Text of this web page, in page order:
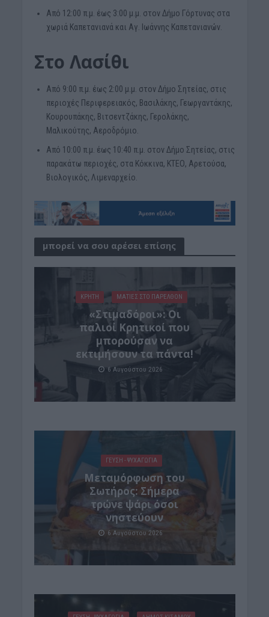
Από 12:00 π.μ. έως 3:00 μ.μ. στον Δήμο Γόρτυνας στα
χωριά Καπετανιανά και Αγ. Ιωάννης Καπετανιανών.
Στο Λασίθι
Από 9:00 π.μ. έως 2:00 μ.μ. στον Δήμο Σητείας, στις
περιοχές Περιφερειακός, Βασιλάκης, Γεωργαντάκης,
Κουρουπάκης, Βιτσεντζάκης, Γερολάκης,
Μαλικούτης, Αεροδρόμιο.
Από 10:00 π.μ. έως 10:40 π.μ. στον Δήμο Σητείας, στις
παρακάτω περιοχές, στα Κόκκινα, ΚΤΕΟ, Αρετούσα,
Βιολογικός, Λιμεναρχείο.
μπορεί να σου αρέσει επίσης
ΚΡΗΤΗ ΜΑΤΙΕΣ ΣΤΟ ΠΑΡΕΛΘΟΝ
«Στιμαδόροι»: Οι
παλιοί Κρητικοί που
μπορούσαν να
εκτιμήσουν τα πάντα!
6 Αυγούστου 2026
ΓΕΎΣΗ - ΨΥΧΑΓΩΓΊΑ
Μεταμόρφωση του
Σωτήρος: Σήμερα
τρώνε ψάρι όσοι
νηστεύουν
6 Αυγούστου 2026